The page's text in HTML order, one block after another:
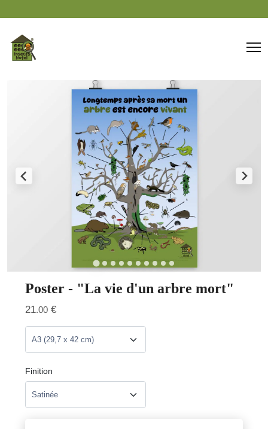
Poster - "La vie d'un arbre mort"
21.00 €
Finition